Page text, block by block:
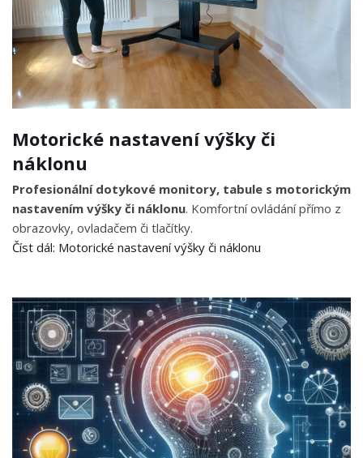
Motorické nastavení výšky či
náklonu
Profesionální dotykové monitory, tabule s motorickým
nastavením výšky či náklonu. Komfortní ovládání přímo z
obrazovky, ovladačem či tlačítky.
Číst dál: Motorické nastavení výšky či náklonu